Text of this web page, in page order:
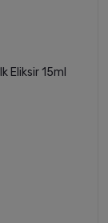
Eliksir 15ml